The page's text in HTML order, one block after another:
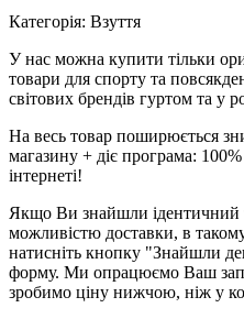
Категорія: Взуття
У нас можна купити тільки
товари для спорту та
світових брендів гуртом та у
На весь товар поширюється
магазину + діє програма:
інтернеті!
Якщо Ви знайшли ідентичний
можливістю доставки, в
натисніть кнопку "Знайшли
форму. Ми опрацюємо Ваш
зробимо ціну нижчою, ніж у